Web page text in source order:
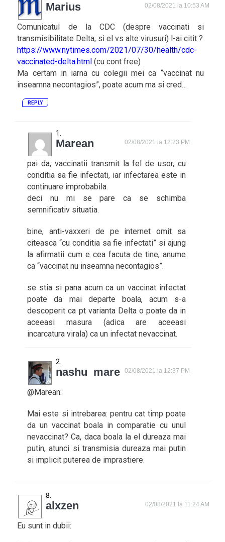
Marius 02/08/2021 la 10:53 AM
Comunicatul de la CDC (despre vaccinati si
transmisibilitate Delta, si el vs alte virusuri) l-ai citit ?
https://www.nytimes.com/2021/07/30/health/cdc-
vaccinated-delta.html (cu cont free)
Ma certam in iarna cu colegii mei ca “vaccinat nu
inseamna necontagios”, poate acum ma si cred…
REPLY
Marean 02/08/2021 la 12:23 PM
pai da, vaccinatii transmit la fel de usor, cu
conditia sa fie infectati, iar infectarea este in
continuare improbabila.
deci nu mi se pare ca se schimba
semnificativ situatia.
bine, anti-vaxxeri de pe internet omit sa
citeasca “cu conditia sa fie infectati” si ajung
la afirmatii cum e cea facuta de tine, anume
ca “vaccinat nu inseamna necontagios”.
se stia si pana acum ca un vaccinat infectat
poate da mai departe boala, acum s-a
descoperit ca pt varianta Delta o poate da in
aceeasi masura (adica are aceeasi
incarcatura virala) ca un infectat nevaccinat.
nashu_mare 02/08/2021 la 12:37 PM
@Marean:
Mai este si intrebarea: pentru cat timp poate
da un vaccinat boala in comparatie cu unul
nevaccinat? Ca, daca boala la el dureaza mai
putin, atunci si transmisia dureaza mai putin
si implicit puterea de imprastiere.
alxzen 02/08/2021 la 11:24 AM
Eu sunt in dubii: